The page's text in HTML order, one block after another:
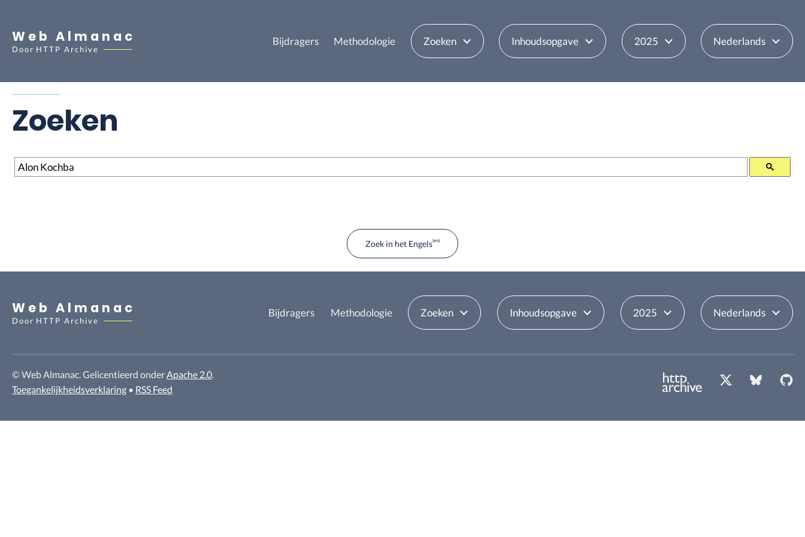
Web Almanac
Door HTTP Archive
Bijdragers Methodologie Zoeken Inhoudsopgave 2025 Nederlands
Zoeken
Zoeken
Zoek in het Engels
Web Almanac
Door HTTP Archive
Bijdragers Methodologie Zoeken Inhoudsopgave 2025 Nederlands
© Web Almanac. Gelicentieerd onderApache 2.0.
Toegankelijkheidsverklaring • RSS Feed